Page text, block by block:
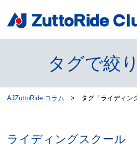
タグで絞
AJZuttoRide コラム タグ「ライディン
ライディングスクール